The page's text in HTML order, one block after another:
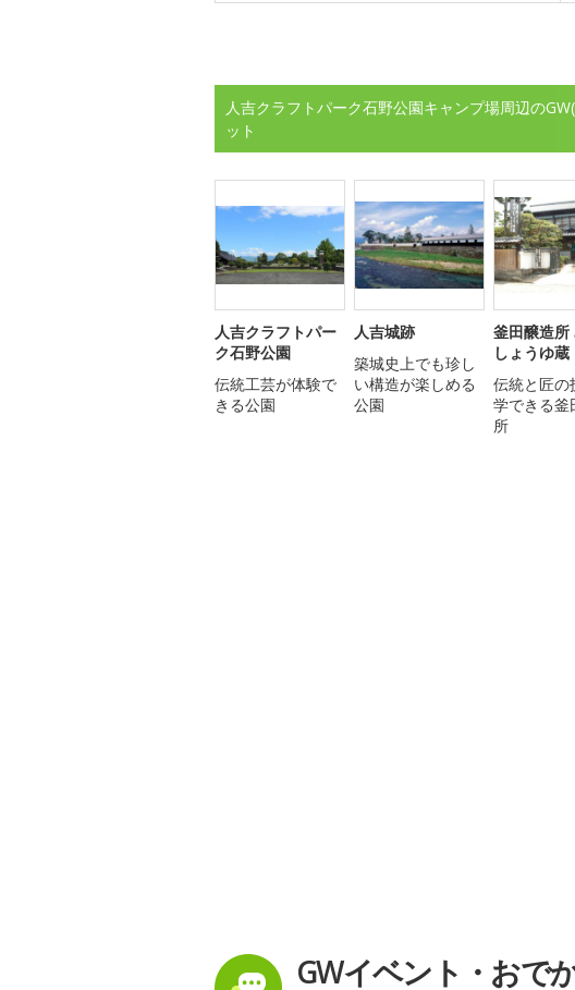
人吉クラフトパーク石野公園キャンプ場周辺の
ット
人吉クラフトパー
ク石野公園
伝統工芸が体験で
きる公園
人吉城跡
築城史上でも珍し
い構造が楽しめる
公園
釜田醸造所
しょうゆ蔵
伝統と匠の
学できる釜
所
GWイベント・おで